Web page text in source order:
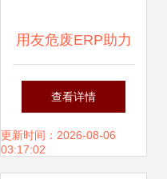
用友危废ERP助力
中国危废处置企业
走向精细化、集团
查看详情
更新时间：2026-08-06
03:17:02